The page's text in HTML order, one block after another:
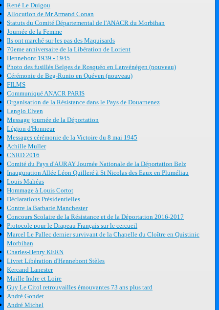
René Le Duigou
Allocution de Mr Armand Conan
Statuts du Comité Départemental de l'ANACR du Morbihan
Journée de la Femme
Ils ont marché sur les pas des Maquisards
70eme anniversaire de la Libération de Lorient
Hennebont 1939 - 1945
Photo des fusillés Belges de Rosquéo en Lanvénégen (nouveau)
Cérémonie de Beg-Runio en Quéven (nouveau)
FILMS
Communiqué ANACR PARIS
Organisation de la Résistance dans le Pays de Douarnenez
Langlo Elven
Message journée de la Déportation
Légion d'Honneur
Messages cérémonie de la Victoire du 8 mai 1945
Achille Muller
CNRD 2016
Comité du Pays d'AURAY Journée Nationale de la Déportation Belz
Inauguration Allée Léon Quilleré à St Nicolas des Eaux en Pluméliau
Louis Mahéas
Hommage à Louis Cortot
Déclarations Présidentielles
Contre la Barbarie Manchester
Concours Scolaire de la Résistance et de la Déportation 2016-2017
Protocole pour le Drapeau Français sur le cercueil
Marcel Le Pallec dernier survivant de la Chapelle du Cloître en Quistinic
Morbihan
Charles-Henry KERN
Livret Libération d'Hennebont Stèles
Kercand Lanester
Maille Indre et Loire
Guy Le Citol retrouvailles émouvantes 73 ans plus tard
André Gondet
André Michel